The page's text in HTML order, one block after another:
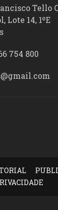
Tello
Lote 14, 1ºE
754 800